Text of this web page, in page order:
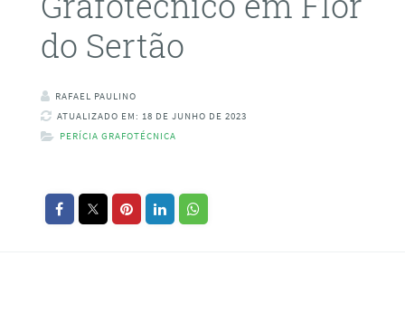
do Sertão
RAFAEL PAULINO
ATUALIZADO EM: 18 DE JUNHO DE 2023
PERÍCIA GRAFOTÉCNICA